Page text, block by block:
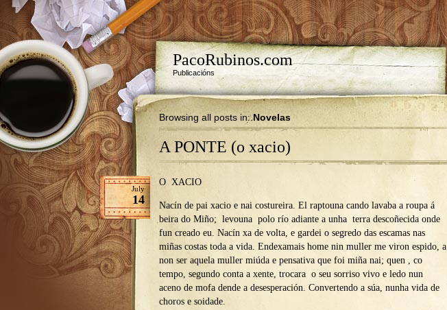
PacoRubinos.com
Publicacións
Browsing all posts in:Novelas
A PONTE (o xacio)
July
14
O XACIO
Nacín de pai xacio e nai costureira. El raptouna cando lavaba a roupa á
beira do Miño; levouna polo río adiante a unha terra descoñecida onde
fun creado eu. Nacín xa de volta, e gardei o segredo das escamas nas
miñas costas toda a vida. Endexamais home nin muller me viron espido, a
non ser aquela muller miúda e pensativa que foi miña nai; quen , co
tempo, segundo conta a xente, trocara o seu sorriso vivo e ledo nun
aceno de mofa dende a desesperación. Convertendo a súa, nunha vida de
choros e soidade.